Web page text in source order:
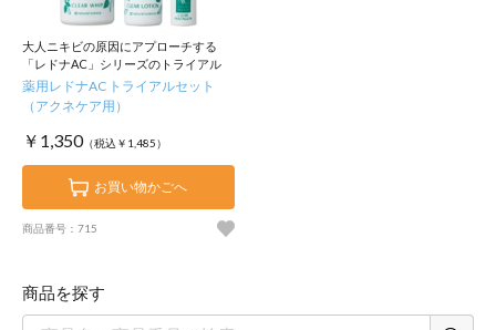
大人ニキビの原因にアプローチする
「レドナAC」シリーズのトライアル
薬用レドナAC トライアルセット
（アクネケア用）
￥1,350（税込￥1,485）
お買い物かごへ
商品番号：715
商品を探す